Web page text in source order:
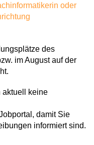
oder
des
im August auf der
aktuell keine
damit Sie
informiert sind.